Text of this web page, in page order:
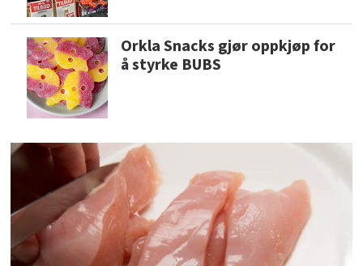
Orkla Snacks gjør oppkjøp for
å styrke BUBS